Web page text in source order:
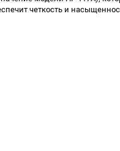
четкость и